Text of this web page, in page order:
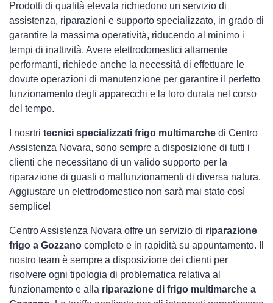
Prodotti di qualità elevata richiedono un servizio di
assistenza, riparazioni e supporto specializzato, in grado di
garantire la massima operatività, riducendo al minimo i
tempi di inattività. Avere elettrodomestici altamente
performanti, richiede anche la necessità di effettuare le
dovute operazioni di manutenzione per garantire il perfetto
funzionamento degli apparecchi e la loro durata nel corso
del tempo.
I nosrtri tecnici specializzati frigo multimarche di Centro
Assistenza Novara, sono sempre a disposizione di tutti i
clienti che necessitano di un valido supporto per la
riparazione di guasti o malfunzionamenti di diversa natura.
Aggiustare un elettrodomestico non sarà mai stato così
semplice!
Centro Assistenza Novara offre un servizio di riparazione
frigo a Gozzano completo e in rapidità su appuntamento. Il
nostro team è sempre a disposizione dei clienti per
risolvere ogni tipologia di problematica relativa al
funzionamento e alla riparazione di frigo multimarche a